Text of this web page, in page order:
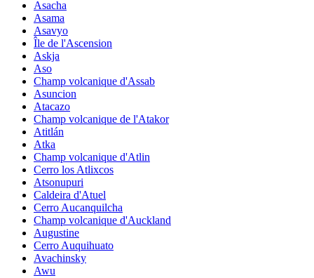
Asacha
Asama
Asavyo
Île de l'Ascension
Askja
Aso
Champ volcanique d'Assab
Asuncion
Atacazo
Champ volcanique de l'Atakor
Atitlán
Atka
Champ volcanique d'Atlin
Cerro los Atlixcos
Atsonupuri
Caldeira d'Atuel
Cerro Aucanquilcha
Champ volcanique d'Auckland
Augustine
Cerro Auquihuato
Avachinsky
Awu